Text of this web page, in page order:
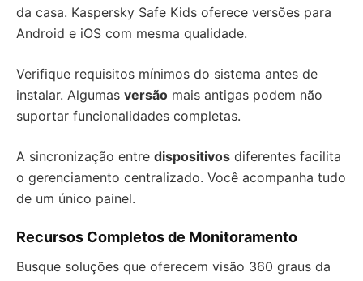
da casa. Kaspersky Safe Kids oferece versões para
Android e iOS com mesma qualidade.
Verifique requisitos mínimos do sistema antes de
instalar. Algumas versão mais antigas podem não
suportar funcionalidades completas.
A sincronização entre dispositivos diferentes facilita
o gerenciamento centralizado. Você acompanha tudo
de um único painel.
Recursos Completos de Monitoramento
Busque soluções que oferecem visão 360 graus da